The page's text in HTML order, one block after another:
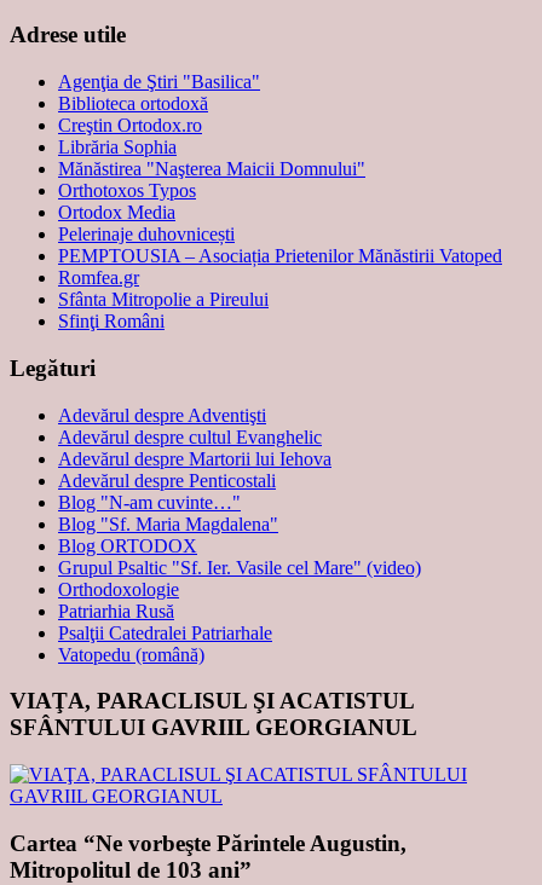
Adrese utile
Agenţia de Ştiri "Basilica"
Biblioteca ortodoxă
Creştin Ortodox.ro
Librăria Sophia
Mănăstirea "Naşterea Maicii Domnului"
Orthotoxos Typos
Ortodox Media
Pelerinaje duhovnicești
PEMPTOUSIA – Asociația Prietenilor Mănăstirii Vatoped
Romfea.gr
Sfânta Mitropolie a Pireului
Sfinţi Români
Legături
Adevărul despre Adventişti
Adevărul despre cultul Evanghelic
Adevărul despre Martorii lui Iehova
Adevărul despre Penticostali
Blog "N-am cuvinte…"
Blog "Sf. Maria Magdalena"
Blog ORTODOX
Grupul Psaltic "Sf. Ier. Vasile cel Mare" (video)
Orthodoxologie
Patriarhia Rusă
Psalţii Catedralei Patriarhale
Vatopedu (română)
VIAŢA, PARACLISUL ŞI ACATISTUL
SFÂNTULUI GAVRIIL GEORGIANUL
Cartea “Ne vorbeşte Părintele Augustin,
Mitropolitul de 103 ani”